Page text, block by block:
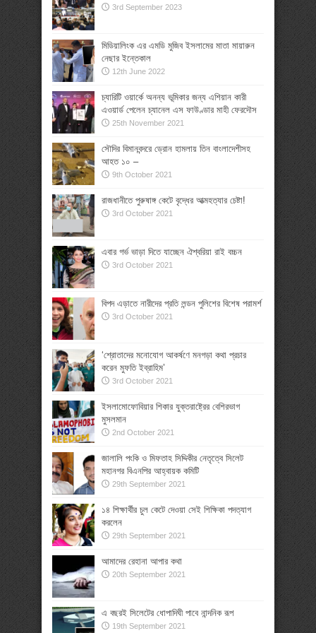
3rd September 2023
মিডিয়ালিংক এর এমডি মুজিব ইসলামের মাতা মায়ারুন
নেছার ইন্তেকাল
12th June 2022
চ্যারিটি ওয়ার্কে অনন্য ভূমিকার জন্য এশিয়ান কারী
এওয়ার্ড পেলেন চ্যানেল এস ফাউণ্ডার মাহী ফেরদৌস
25th November 2021
সৌদির বিমানবন্দরে ড্রোন হামলায় তিন বাংলাদেশীসহ
আহত ১০ –
9th October 2021
রাজধানীতে পুরুষাঙ্গ কেটে বৃদ্ধের আত্মহত্যার চেষ্টা!
3rd October 2021
এবার গর্ভ ভাড়া দিতে যাচ্ছেন ঐশ্বরিয়া রাই বচ্চন
3rd October 2021
বিপদ এড়াতে নারীদের প্রতি লন্ডন পুলিশের বিশেষ পরামর্শ
3rd October 2021
‘শ্রোতাদের মনোযোগ আকর্ষণে মনগড়া কথা প্রচার
করেন মুফতি ইব্রাহিম’
3rd October 2021
ইসলামোফোবিয়ার শিকার যুক্তরাষ্ট্রের বেশিরভাগ
মুসলমান
2nd October 2021
জালালি পংকি ও মিফতাহ সিদ্দিকীর নেতৃত্বে সিলেট
মহানগর বিএনপির আহ্বায়ক কমিটি
29th September 2021
১৪ শিক্ষার্থীর চুল কেটে দেওয়া সেই শিক্ষিকা পদত্যাগ
করলেন
29th September 2021
আমাদের রেহানা আপার কথা
20th September 2021
এ বছরই সিলেটের ধোপাদিঘী পাবে নান্দনিক রূপ
19th September 2021